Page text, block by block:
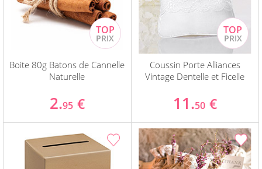
Boite 80g Batons de Cannelle
Naturelle
2.95 €
Coussin Porte Alliances
Vintage Dentelle et Ficelle
11.50 €